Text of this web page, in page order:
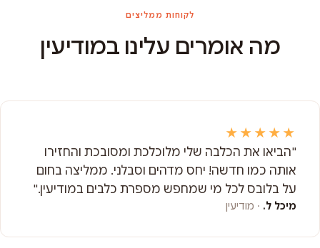
לקוחות ממליצים
מה אומרים עלינו במודיעין
★★★★★
"הביאו את הכלבה שלי מלוכלכת ומסובכת והחזירו
אותה כמו חדשה! יחס מדהים וסבלני. ממליצה בחום
על בלובס לכל מי שמחפש מספרת כלבים במודיעין."
מיכל ל. · מודיעין